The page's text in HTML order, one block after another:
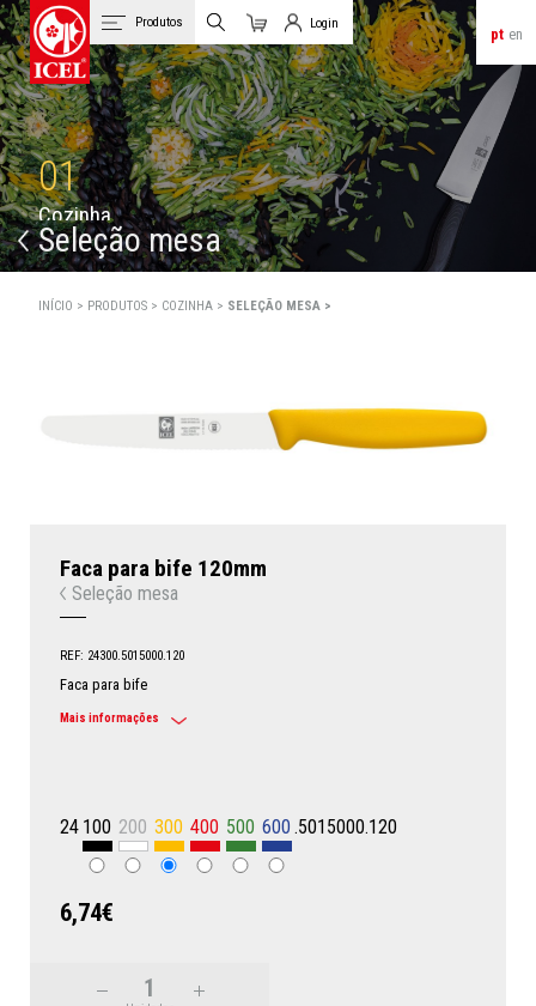
pt en
Produtos
Carrinho
Login
Login de Clientes
01
Cozinha
Seleção mesa
INÍCIO > PRODUTOS > COZINHA > SELEÇÃO MESA >
Faca para bife 120mm
Seleção mesa
REF: 24300.5015000.120
Faca para bife
Mais informações
24 100 200 300 400 500 600 .5015000.120
6,74€